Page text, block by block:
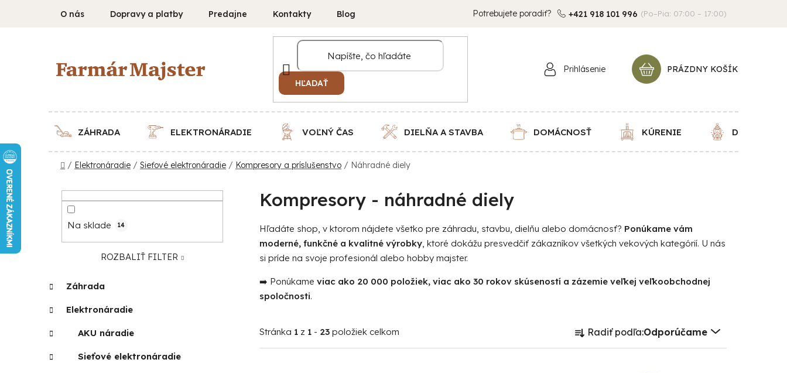
O nás Dopravy a platby Predajne Kontakty Blog Potrebujete poradiť? +421 918 101 996 (Po–Pia: 07:00 – 17:00)
HĽADAŤ
Prihlásenie
NÁKUPNÝ
KOŠÍK
PRÁZDNY KOŠÍK
ZÁHRADA ELEKTRONÁRADIE VOĽNÝ ČAS DIELŇA A STAVBA DOMÁCNOSŤ KÚRENIE DEKORÁCIE
Domov
/ Elektronáradie / Sieťové elektronáradie / Kompresory a príslušenstvo / Náhradné diely
a
n
e
Na sklade 14
ROZBALIŤ FILTER
kategórie
a
t
g
r
Záhrada
Elektronáradie
AKU náradie
Sieťové elektronáradie
Kompresory - náhradné diely
Hľadáte shop, v ktorom nájdete všetko pre záhradu, stavbu, dielňu alebo domácnosť? Ponúkame vám
moderné, funkčné a kvalitné výrobky , ktoré dokážu presvedčiť zákazníkov všetkých vekových kategórií. U nás
si príde na svoje profesionál alebo hobby majster.
➡️ Ponúkame viac ako 20 000 položiek, viac ako 30 rokov skúseností a zázemie veľkej veľkoobchodnej
spoločnosti.
Stránka 1 z 1 - 23 položiek celkom
R
a Radiť podľa:Odporúčame